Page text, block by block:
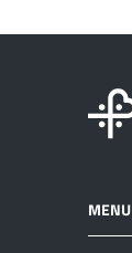
MENU